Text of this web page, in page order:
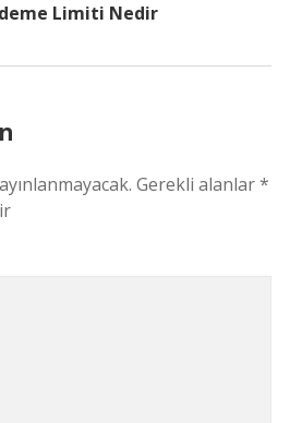
Limiti Nedir
Gerekli alanlar*